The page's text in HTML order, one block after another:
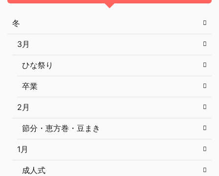
冬
3月
ひな祭り
卒業
2月
節分・恵方巻・豆まき
1月
成人式